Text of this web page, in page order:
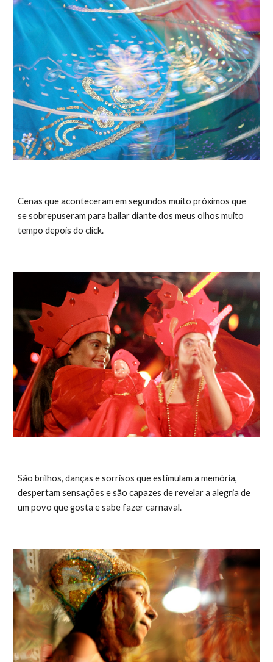
Cenas que aconteceram em segundos muito próximos que
se sobrepuseram para bailar diante dos meus olhos muito
tempo depois do click.
São brilhos, danças e sorrisos que estimulam a memória,
despertam sensações e são capazes de revelar a alegria de
um povo que gosta e sabe fazer carnaval.